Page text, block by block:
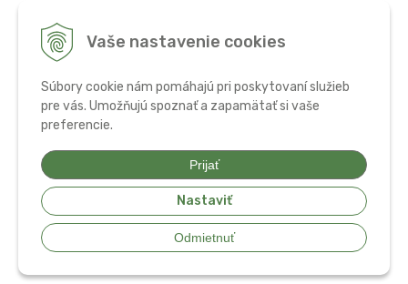
Vaše nastavenie cookies
Súbory cookie nám pomáhajú pri poskytovaní služieb
pre vás. Umožňujú spoznať a zapamätať si vaše
preferencie.
Prijať
Nastaviť
Odmietnuť
Ochrana osobných údajov
© 2026 Bio potraviny, zdravá výživa a doplnky • tvorba eshopu cez